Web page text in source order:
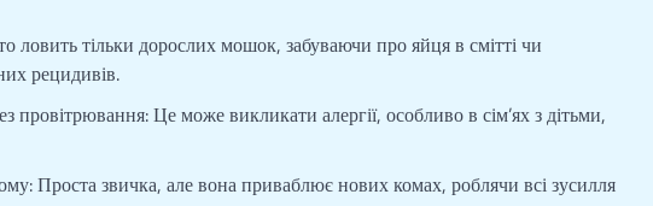
ловить тільки дорослих мошок, забуваючи про яйця в смітті чи
рецидивів.
провітрювання: Це може викликати алергії, особливо в сім’ях з дітьми,
Проста звичка, але вона приваблює нових комах, роблячи всі зусилля